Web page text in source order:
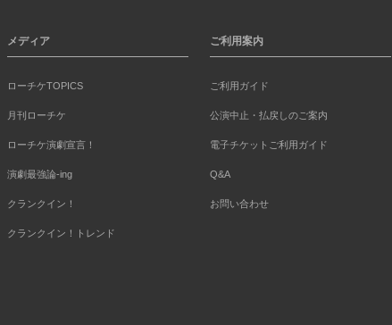
メディア
ローチケTOPICS
月刊ローチケ
ローチケ演劇宣言！
演劇最強論-ing
クランクイン！
クランクイン！トレンド
ご利用案内
ご利用ガイド
公演中止・払戻しのご案内
電子チケットご利用ガイド
Q&A
お問い合わせ